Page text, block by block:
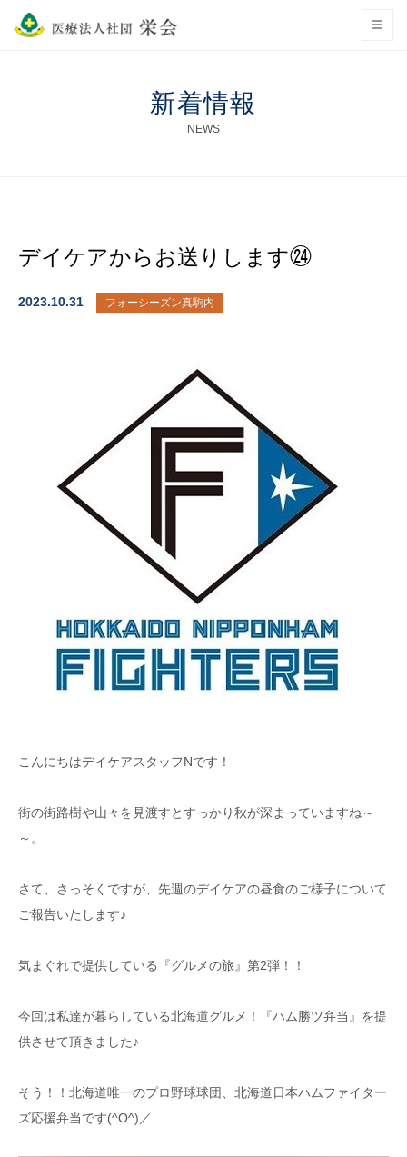
新着情報
NEWS
デイケアからお送りします㉔
2023.10.31 フォーシーズン真駒内
こんにちはデイケアスタッフNです！
街の街路樹や山々を見渡すとすっかり秋が深まっていますね～
～。
さて、さっそくですが、先週のデイケアの昼食のご様子について
ご報告いたします♪
気まぐれで提供している『グルメの旅』第2弾！！
今回は私達が暮らしている北海道グルメ！『ハム勝ツ弁当』を提
供させて頂きました♪
そう！！北海道唯一のプロ野球球団、北海道日本ハムファイター
ズ応援弁当です(^O^)／